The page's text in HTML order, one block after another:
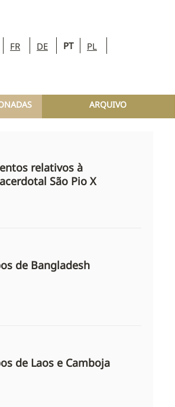
FR DE PT PL
ARQUIVO
relativos à
São Pio X
de Bangladesh
de Laos e Camboja